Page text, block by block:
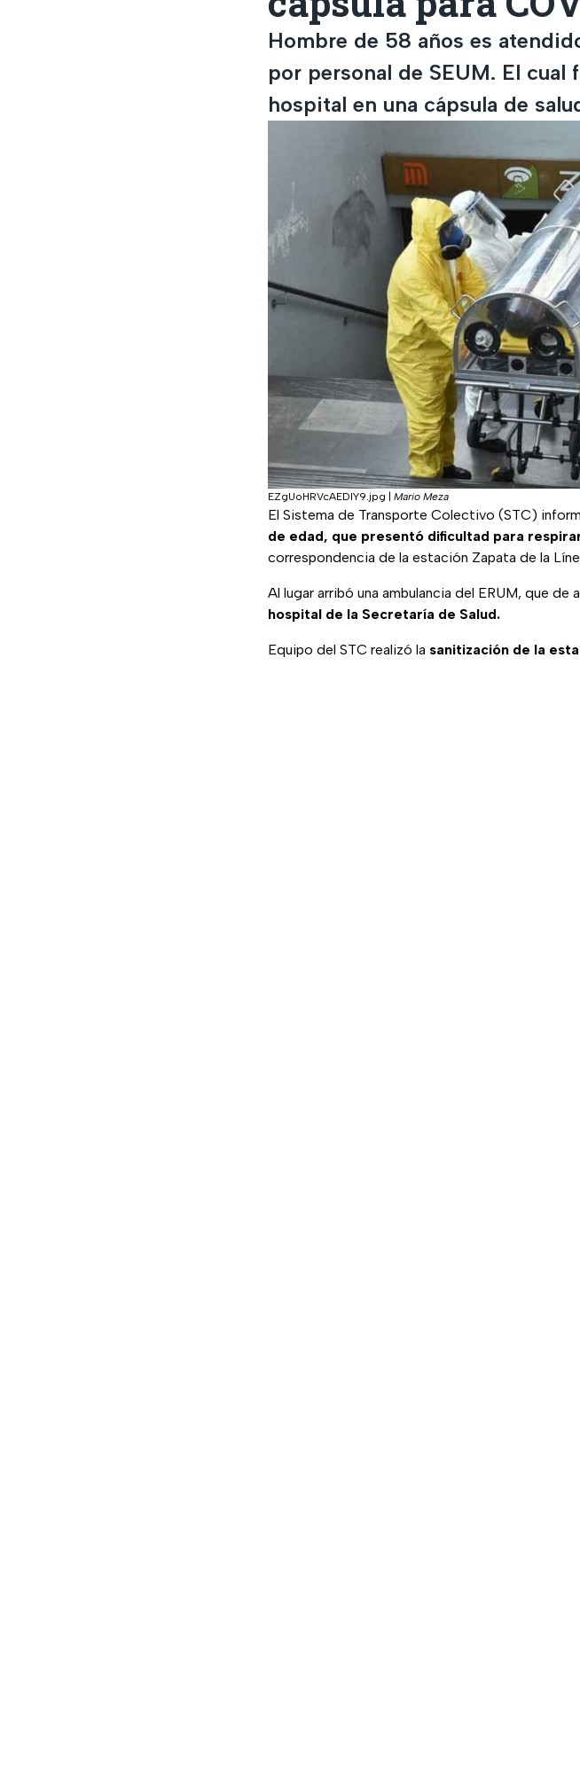
Hombre de 58 años es
por personal de SEUM. El cual
hospital en una cápsula de
EZgUoHRVcAEDlY9.jpg Mario Meza
El Sistema de Transporte Colectivo (STC)
de edad, que presentó dificultad para
correspondencia de la estación Zapata de la
Al lugar arribó una ambulancia del ERUM, que
hospital de la Secretaría de Salud.
Equipo del STC realizó la sanitización de la